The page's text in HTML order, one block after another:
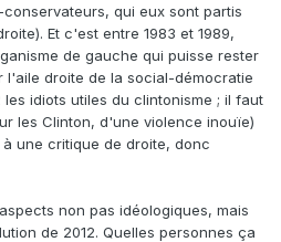
qui eux sont partis
Et c'est entre 1983 et 1989,
de gauche qui puisse rester
l'aile droite de la social-démocratie
idiots utiles du clintonisme ; il faut
les Clinton, d'une violence inouïe)
une critique de droite, donc
non pas idéologiques, mais
de 2012. Quelles personnes ça